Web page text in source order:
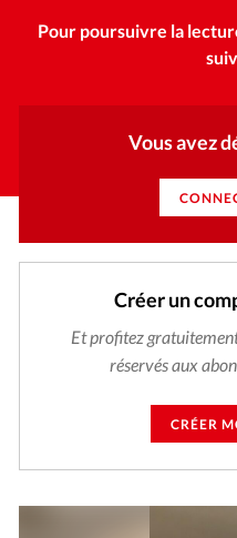
Actualité internationale
Foi
Vie Intérieure
Pour poursuivre la
Vous avez
Créer un
Et profitez
réservés aux
CRÉER